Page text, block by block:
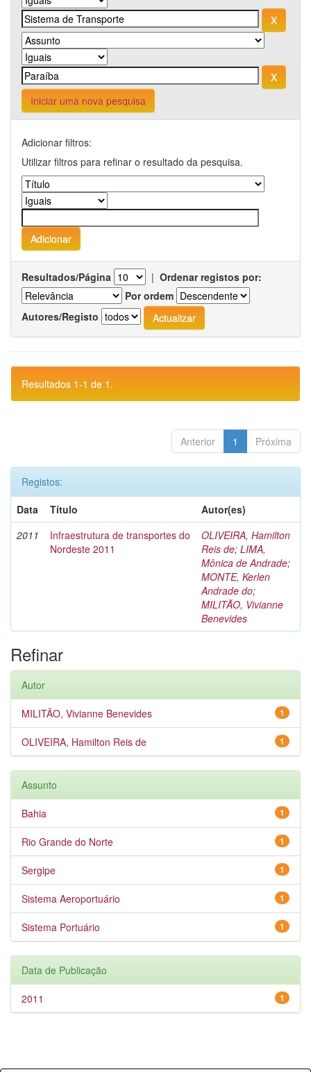
Iniciar uma nova pesquisa
Adicionar filtros:
Utilizar filtros para refinar o resultado da pesquisa.
Resultados/Página | Ordenar registos por:
Por ordem
Autores/Registo
Resultados 1-1 de 1.
Anterior 1 Próxima
Registos:
Data
Título
Autor(es)
2011
Infraestrutura de transportes do
Nordeste 2011
OLIVEIRA, Hamilton
Reis de; LIMA,
Mônica de Andrade;
MONTE, Kerlen
Andrade do;
MILITÃO, Vivianne
Benevides
Refinar
Autor
1
MILITÃO, Vivianne Benevides
1
OLIVEIRA, Hamilton Reis de
Assunto
1
Bahia
1
Rio Grande do Norte
1
Sergipe
1
Sistema Aeroportuário
1
Sistema Portuário
Data de Publicação
1
2011